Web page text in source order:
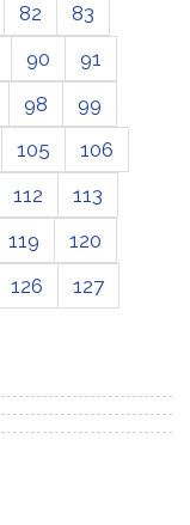
82
83
90
91
98
99
105
106
112
113
119
120
126
127